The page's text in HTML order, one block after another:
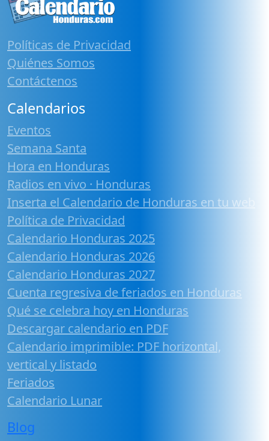
Políticas de Privacidad
Quiénes Somos
Contáctenos
Calendarios
Eventos
Semana Santa
Hora en Honduras
Radios en vivo · Honduras
Inserta el Calendario de Honduras en tu web
Política de Privacidad
Calendario Honduras 2025
Calendario Honduras 2026
Calendario Honduras 2027
Cuenta regresiva de feriados en Honduras
Qué se celebra hoy en Honduras
Descargar calendario en PDF
Calendario imprimible: PDF horizontal,
vertical y listado
Feriados
Calendario Lunar
Blog